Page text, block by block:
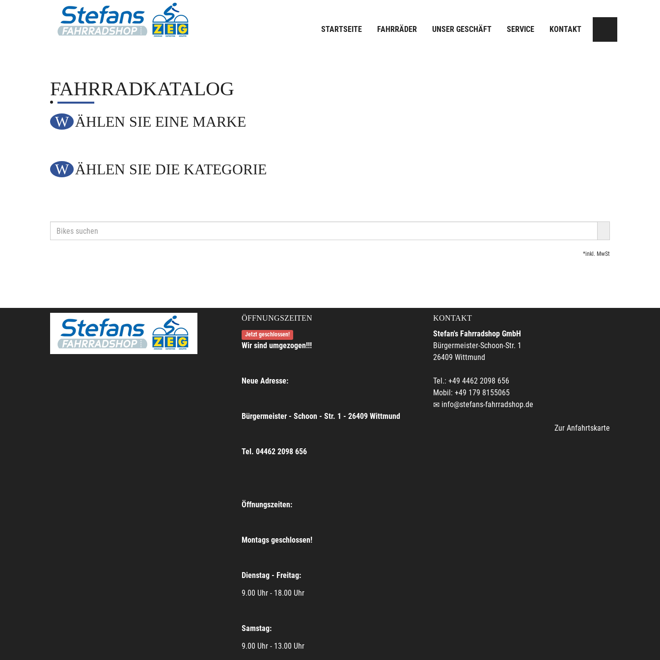
STARTSEITE FAHRRÄDER UNSER GESCHÄFT SERVICE KONTAKT
FAHRRADKATALOG
WÄHLEN SIE EINE MARKE
WÄHLEN SIE DIE KATEGORIE
*inkl. MwSt
ÖFFNUNGSZEITEN
Jetzt geschlossen!
Wir sind umgezogen!!!
Neue Adresse:
Bürgermeister - Schoon - Str. 1 - 26409 Wittmund
Tel. 04462 2098 656
Öffnungszeiten:
Montags geschlossen!
Dienstag - Freitag:
9.00 Uhr - 18.00 Uhr
Samstag:
9.00 Uhr - 13.00 Uhr
KONTAKT
Stefan's Fahrradshop GmbH
Bürgermeister-Schoon-Str. 1
26409 Wittmund
Tel.: +49 4462 2098 656
Mobil: +49 179 8155065
info@stefans-fahrradshop.de
Zur Anfahrtskarte